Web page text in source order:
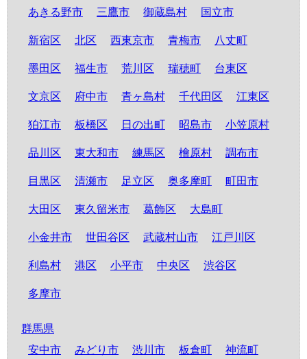
あきる野市 三鷹市 御蔵島村 国立市
新宿区 北区 西東京市 青梅市 八丈町
墨田区 福生市 荒川区 瑞穂町 台東区
文京区 府中市 青ヶ島村 千代田区 江東区
狛江市 板橋区 日の出町 昭島市 小笠原村
品川区 東大和市 練馬区 檜原村 調布市
目黒区 清瀬市 足立区 奥多摩町 町田市
大田区 東久留米市 葛飾区 大島町
小金井市 世田谷区 武蔵村山市 江戸川区
利島村 港区 小平市 中央区 渋谷区
多摩市
群馬県
安中市
みどり市 渋川市 板倉町 神流町